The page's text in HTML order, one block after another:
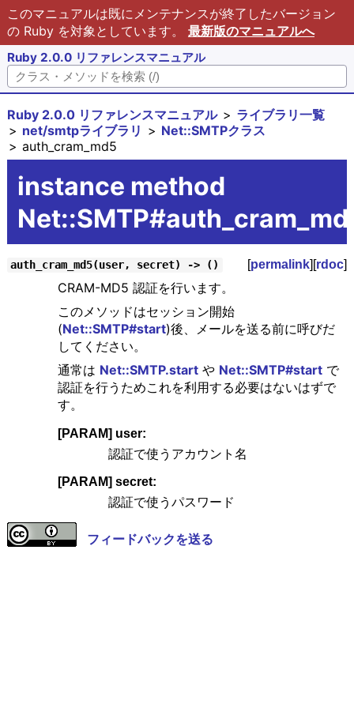
このマニュアルは既にメンテナンスが終了したバージョン
の Ruby を対象としています。 最新版のマニュアルへ
Ruby 2.0.0 リファレンスマニュアル
Ruby 2.0.0 リファレンスマニュアル
ライブラリ一覧
net/smtpライブラリ
Net::SMTPクラス
auth_cram_md5
instance method
auth_cram_md5(user, secret) -> () [permalink][rdoc]
CRAM-MD5 認証を行います。
このメソッドはセッション開始
(Net::SMTP#start)後、メールを送る前に呼びだ
してください。
通常は Net::SMTP.startや Net::SMTP#startで
認証を行うためこれを利用する必要はないはずで
す。
[PARAM] user:
認証で使うアカウント名
[PARAM] secret:
認証で使うパスワード
フィードバックを送る